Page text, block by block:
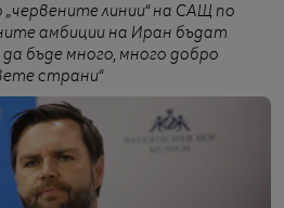
„червените линии“ на САЩ по
амбиции на Иран бъдат
бъде много, много добро
страни“